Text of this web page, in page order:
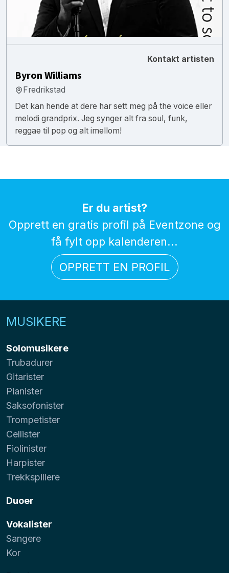
Kontakt artisten
Byron Williams
Fredrikstad
Det kan hende at dere har sett meg på the voice eller
melodi grandprix. Jeg synger alt fra soul, funk,
reggae til pop og alt imellom!
Er du artist?
Opprett en gratis profil på Eventzone og
få fylt opp kalenderen...
OPPRETT EN PROFIL
MUSIKERE
Solomusikere
Trubadurer
Gitarister
Pianister
Saksofonister
Trompetister
Cellister
Fiolinister
Harpister
Trekkspillere
Duoer
Vokalister
Sangere
Kor